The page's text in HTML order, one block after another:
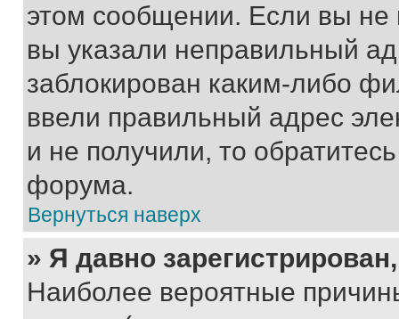
этом сообщении. Если вы
вы указали неправильный
заблокирован каким-либо
ввели правильный адрес
и не получили, то
форума.
Вернуться наверх
» Я давно
Наиболее вероятные